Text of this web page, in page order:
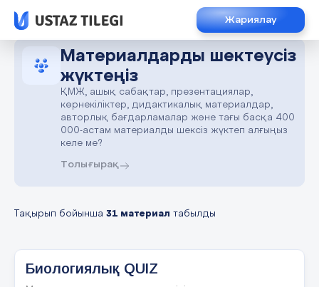
Жариялау
Материалдарды шектеусіз
жүктеңіз
ҚМЖ, ашық сабақтар, презентациялар,
көрнекіліктер, дидактикалық материалдар,
авторлық бағдарламалар және тағы басқа 400
000-астам материалды шексіз жүктеп алғыңыз
келе ме?
Толығырақ
Тақырып бойынша 31 материал табылды
Биологиялық QUIZ